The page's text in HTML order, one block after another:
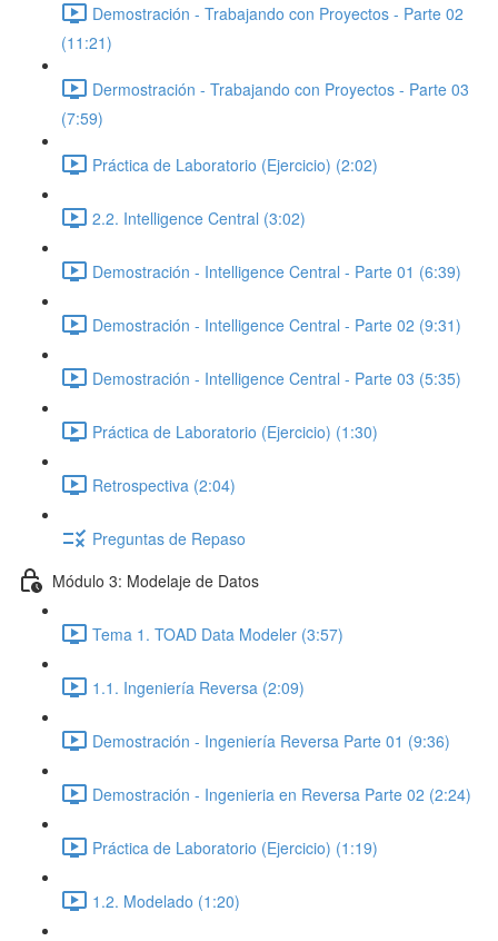
Demostración - Trabajando con Proyectos - Parte 02
(11:21)
Dermostración - Trabajando con Proyectos - Parte 03
(7:59)
Práctica de Laboratorio (Ejercicio) (2:02)
2.2. Intelligence Central (3:02)
Demostración - Intelligence Central - Parte 01 (6:39)
Demostración - Intelligence Central - Parte 02 (9:31)
Demostración - Intelligence Central - Parte 03 (5:35)
Práctica de Laboratorio (Ejercicio) (1:30)
Retrospectiva (2:04)
Preguntas de Repaso
Módulo 3: Modelaje de Datos
Tema 1. TOAD Data Modeler (3:57)
1.1. Ingeniería Reversa (2:09)
Demostración - Ingeniería Reversa Parte 01 (9:36)
Demostración - Ingenieria en Reversa Parte 02 (2:24)
Práctica de Laboratorio (Ejercicio) (1:19)
1.2. Modelado (1:20)